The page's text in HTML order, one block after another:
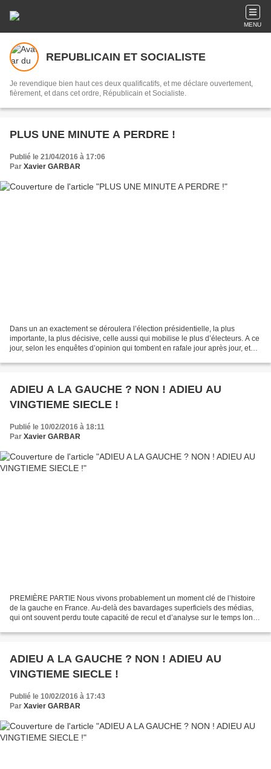
MENU
REPUBLICAIN ET SOCIALISTE
Je revendique bien haut ces deux qualificatifs, et me déclare ouvertement,
fièrement, et dans cet ordre, Républicain et Socialiste.
PLUS UNE MINUTE A PERDRE !
Publié le 21/04/2016 à 17:06
Par Xavier GARBAR
Dans un an exactement se déroulera l’élection présidentielle, la plus
importante, la plus décisive, celle aussi qui mobilise le plus d’électeurs. A ce
jour, selon les enquêtes d’opinion qui tombent en rafale jour après jour, et
ADIEU A LA GAUCHE ? NON ! ADIEU AU
VINGTIEME SIECLE !
Publié le 10/02/2016 à 18:11
Par Xavier GARBAR
PREMIÈRE PARTIE Nous vivons probablement un moment clé de l’histoire
de la gauche en France. Au-delà des bavardages superficiels des médias,
qui ont souvent perdu toute capacité de recul et d’analyse sur le temps long -
ADIEU A LA GAUCHE ? NON ! ADIEU AU
VINGTIEME SIECLE !
Publié le 10/02/2016 à 17:43
Par Xavier GARBAR